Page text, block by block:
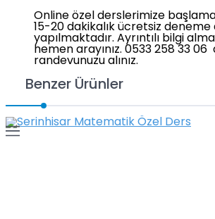
Online özel derslerimize
15-20 dakikalık ücretsiz deneme
yapılmaktadır. Ayrıntılı bilgi
hemen arayınız. 0533 258 33
randevunuzu alınız.
Benzer Ürünler